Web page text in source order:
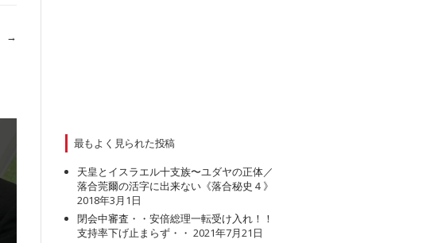
→
最もよく見られた投稿
天皇とイスラエル十支族〜ユダヤの正体／
落合莞爾の活字に出来ない《落合秘史４》
2018年3月1日
閉会中審査・・安倍総理一転受け入れ！！
支持率下げ止まらず・・ 2021年7月21日